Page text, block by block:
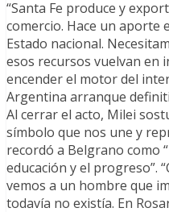
“Santa Fe produce y
comercio. Hace un aporte
Estado nacional.
esos recursos vuelvan
encender el motor del
Argentina arranque
Al cerrar el acto, Milei
símbolo que nos une y
recordó a Belgrano como
educación y el progreso”.
vemos a un hombre que
todavía no existía. En